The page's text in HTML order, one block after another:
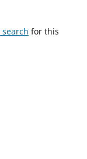
for this